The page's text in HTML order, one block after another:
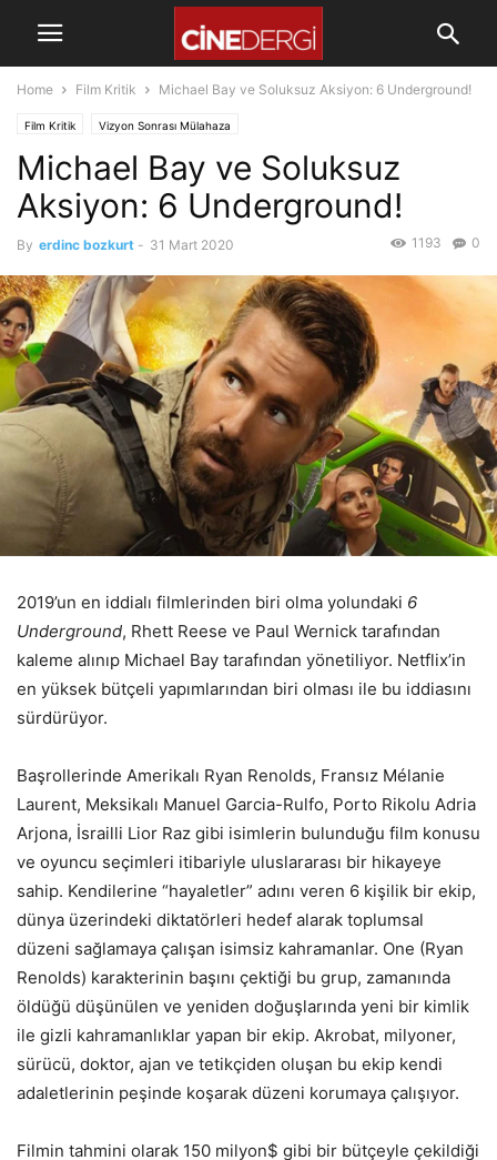
Home Film Kritik Michael Bay ve Soluksuz Aksiyon: 6 Underground!
Film Kritik Vizyon Sonrası Mülahaza
Michael Bay ve Soluksuz
Aksiyon: 6 Underground!
By erdinc bozkurt - 31 Mart 2020 0
1193
2019’un en iddialı filmlerinden biri olma yolundaki 6
Underground, Rhett Reese ve Paul Wernick tarafından
kaleme alınıp Michael Bay tarafından yönetiliyor. Netflix’in
en yüksek bütçeli yapımlarından biri olması ile bu iddiasını
sürdürüyor.
Başrollerinde Amerikalı Ryan Renolds, Fransız Mélanie
Laurent, Meksikalı Manuel Garcia-Rulfo, Porto Rikolu Adria
Arjona, İsrailli Lior Raz gibi isimlerin bulunduğu film konusu
ve oyuncu seçimleri itibariyle uluslararası bir hikayeye
sahip. Kendilerine “hayaletler” adını veren 6 kişilik bir ekip,
dünya üzerindeki diktatörleri hedef alarak toplumsal
düzeni sağlamaya çalışan isimsiz kahramanlar. One (Ryan
Renolds) karakterinin başını çektiği bu grup, zamanında
öldüğü düşünülen ve yeniden doğuşlarında yeni bir kimlik
ile gizli kahramanlıklar yapan bir ekip. Akrobat, milyoner,
sürücü, doktor, ajan ve tetikçiden oluşan bu ekip kendi
adaletlerinin peşinde koşarak düzeni korumaya çalışıyor.
Filmin tahmini olarak 150 milyon$ gibi bir bütçeyle çekildiği